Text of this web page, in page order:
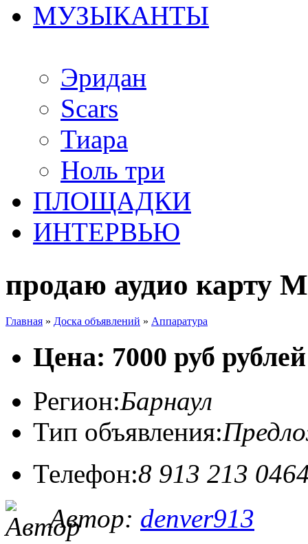
МУЗЫКАНТЫ
Эридан
Scars
Тиара
Ноль три
ПЛОЩАДКИ
ИНТЕРВЬЮ
продаю аудио карту
Главная » Доска объявлений » Аппаратура
Цена: 7000 руб рублей
Регион:Барнаул
Тип объявления:
Телефон:8 913 213
Автор: denver913